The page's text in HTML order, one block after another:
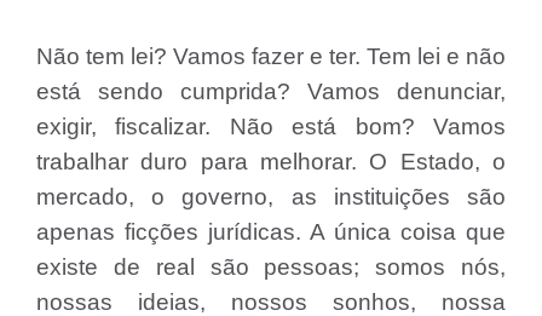
Não tem lei? Vamos fazer e ter. Tem lei e não
está sendo cumprida? Vamos denunciar,
exigir, fiscalizar. Não está bom? Vamos
trabalhar duro para melhorar. O Estado, o
mercado, o governo, as instituições são
apenas ficções jurídicas. A única coisa que
existe de real são pessoas; somos nós,
nossas ideias, nossos sonhos, nossa